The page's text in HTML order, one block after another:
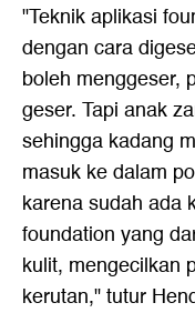
"Teknik aplikasi
dengan cara
boleh menggeser,
geser. Tapi anak
sehingga kadang
masuk ke dalam
karena sudah ada
foundation yang
kulit, mengecilkan
kerutan," tutur